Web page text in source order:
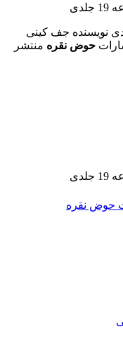
نویسنده جف کینی
حوض نقره منتشر
حوض نقره